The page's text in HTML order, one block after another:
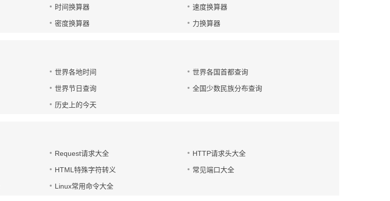
时间换算器 速度换算器
密度换算器 力换算器
世界各地时间 世界各国首都查询
世界节日查询 全国少数民族分布查询
历史上的今天
Request请求大全 HTTP请求头大全
HTML特殊字符转义 常见端口大全
Linux常用命令大全